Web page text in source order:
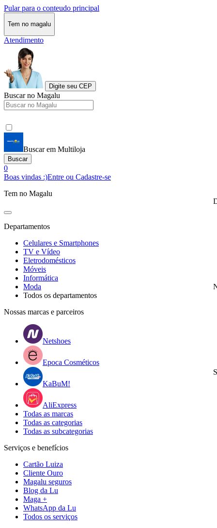
Pular para o conteudo principal
Tem no magalu
Atendimento
Digite seu CEP
Buscar no Magalu
Buscar em Multiloja
Buscar
0
Boas vindas :)Entre ou Cadastre-se
Tem no Magalu
Departamentos
Celulares e Smartphones
TV e Vídeo
Eletrodomésticos
Móveis
Informática
Moda
Todos os departamentos
Nossas marcas e parceiros
Netshoes
Epoca Cosméticos
KaBuM!
AliExpress
Todas as marcas
Todas as categorias
Todas as subcategorias
Serviços e benefícios
Cartão Luiza
Cliente Ouro
Magalu seguros
Blog da Lu
Maga +
WhatsApp da Lu
Todos os serviços